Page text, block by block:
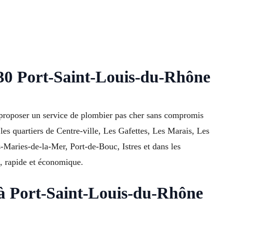
Port-Saint-Louis-du-Rhône
un service de plombier pas cher sans compromis
quartiers de Centre-ville, Les Gafettes, Les Marais, Les
de-la-Mer, Port-de-Bouc, Istres et dans les
rapide et économique.
Port-Saint-Louis-du-Rhône